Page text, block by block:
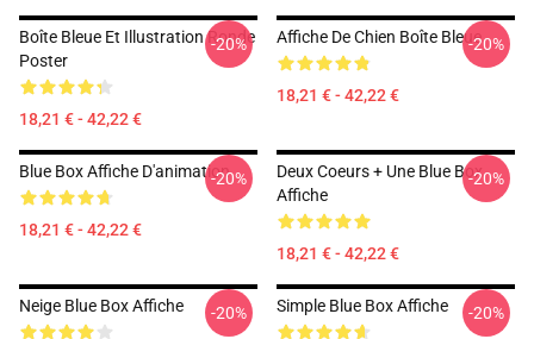
Boîte Bleue Et Illustration Ronde
Poster
18,21 € - 42,22 €
-20% Affiche De Chien Boîte Bleue
18,21 € - 42,22 €
-20%
Blue Box Affiche D'animation
18,21 € - 42,22 €
-20%
Deux Coeurs + Une Blue Box
Affiche
18,21 € - 42,22 €
-20%
Neige Blue Box Affiche -20% Simple Blue Box Affiche -20%